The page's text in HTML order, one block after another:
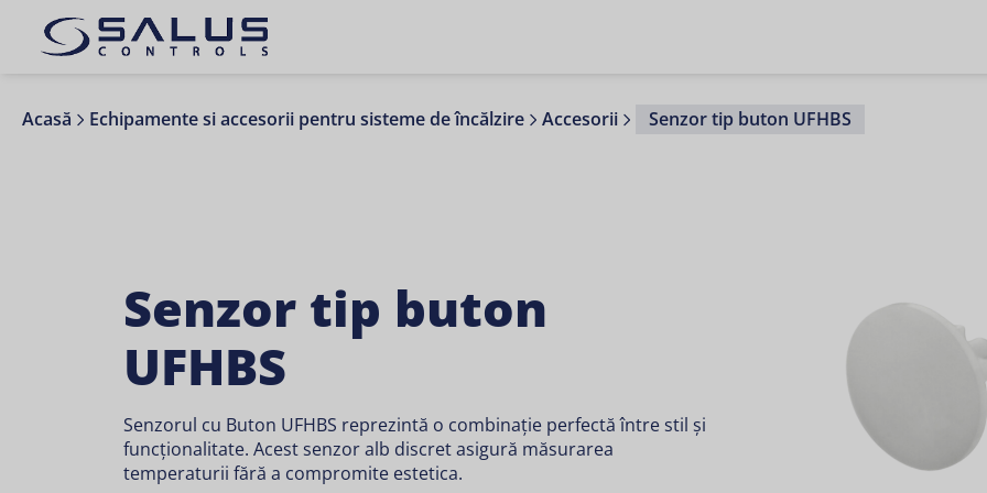
Acasă Echipamente si accesorii pentru sisteme de încălzire Accesorii Senzor tip buton UFHBS
Senzor tip buton
UFHBS
Senzorul cu Buton UFHBS reprezintă o combinație perfectă între stil și
funcționalitate. Acest senzor alb discret asigură măsurarea
temperaturii fără a compromite estetica.